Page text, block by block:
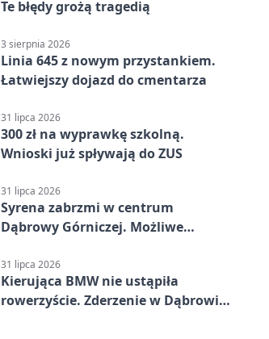
Te błędy grożą tragedią
3 sierpnia 2026
Linia 645 z nowym przystankiem.
Łatwiejszy dojazd do cmentarza
31 lipca 2026
300 zł na wyprawkę szkolną.
Wnioski już spływają do ZUS
31 lipca 2026
Syrena zabrzmi w centrum
Dąbrowy Górniczej. Możliwe
31 lipca 2026
Kierująca BMW nie ustąpiła
rowerzyście. Zderzenie w Dąbrowie